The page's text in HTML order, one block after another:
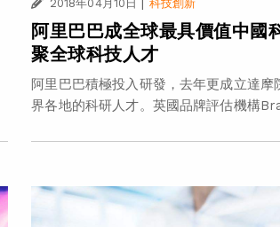
2018年04月10日 科技創新
阿里巴巴成全球最具價值中國
聚全球科技人才
阿里巴巴積極投入研發，去年更成立達摩
界各地的科研人才。英國品牌評估機構